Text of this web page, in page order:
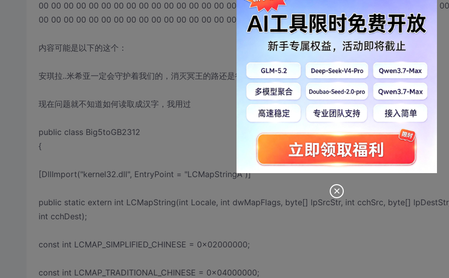
00 00 00 00 00 00 00 00 00 00 00 00 00 00 00 00 00 00 00 00 00 00 00 00 00 00 00 00 00 00 00 00 00
00 00 00 00 00 00 00 00 00 00 00 00 00 00 00 00 00 00 00 00 00 00 00 00 00
内容可能是以下的这个：
安琪拉..米希亚一定会守护着我们的，消灭冥王的路还是很长，我们一起加油吧！
现在问题就不知道如何读取成汉字，我用过
public class Big5toGB2312
{
[DllImport("kernel32.dll", EntryPoint = "LCMapStringA")]
public static extern int LCMapString(int Locale, int dwMapFlags, byte[] lpSrcStr, int cchSrc, byte[]
int cchDest);
const int LCMAP_SIMPLIFIED_CHINESE = 0x02000000;
const int LCMAP_TRADITIONAL_CHINESE = 0x04000000;